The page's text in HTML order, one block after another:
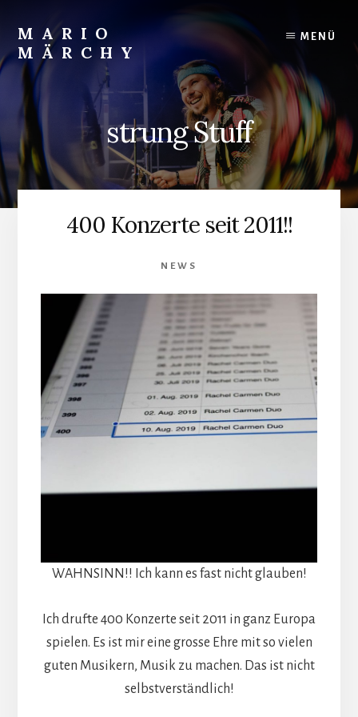
content
MARIO
MÄRCHY
Live
Studiodrummer
MENÜ
strung Stuff
400 Konzerte seit 2011!!
NEWS
WAHNSINN!! Ich kann es fast nicht glauben!
Ich drufte 400 Konzerte seit 2011 in ganz Europa
spielen. Es ist mir eine grosse Ehre mit so vielen
guten Musikern, Musik zu machen. Das ist nicht
selbstverständlich!